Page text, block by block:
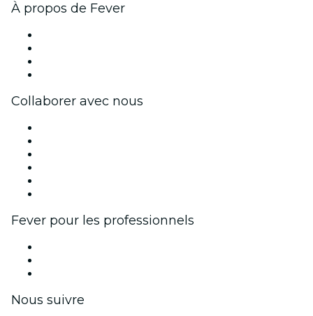
À propos de Fever
Collaborer avec nous
Fever pour les professionnels
Nous suivre